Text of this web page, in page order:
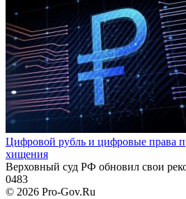
Цифровой рубль и цифровые права
хищения
Верховный суд РФ обновил свои
0483
© 2026 Pro-Gov.Ru